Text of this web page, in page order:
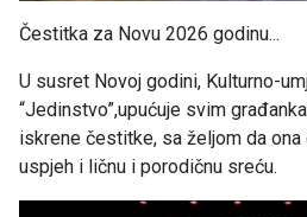
Čestitka za Novu 2026 godinu...
U susret Novoj godini, Kulturno-
“Jedinstvo”,upućuje svim
iskrene čestitke, sa željom da
uspjeh i ličnu i porodičnu sreću.